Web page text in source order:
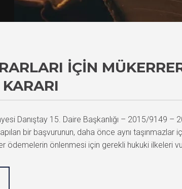
İÇIN
Danıştay 15. Daire Başkanlığı – 2015/9149
bir başvurunun, daha önce aynı
ödemelerin önlenmesi için gerekli hukuki ilkeleri